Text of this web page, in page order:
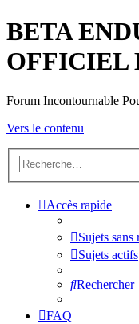
BETA
OFFICIEL
Forum Incontournable
Vers le contenu
Accès rapide
Sujets sans
Sujets actifs
Rechercher
FAQ